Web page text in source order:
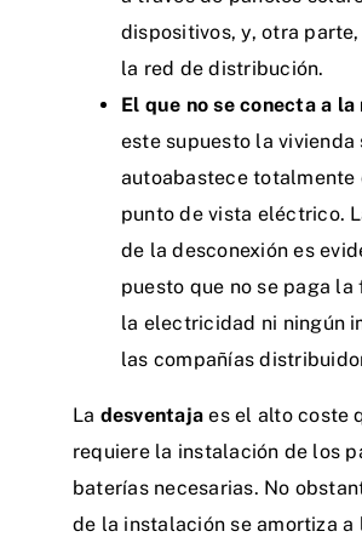
dispositivos, y, otra
la red de distribución.
El que no se conecta a la
este supuesto la vivienda
autoabastece totalmente
punto de vista eléctrico.
de la desconexión es
puesto que no se paga la
la electricidad ni ningún
las compañías
La desventaja es el alto coste
requiere la instalación de los
baterías necesarias. No
de la instalación se amortiza a